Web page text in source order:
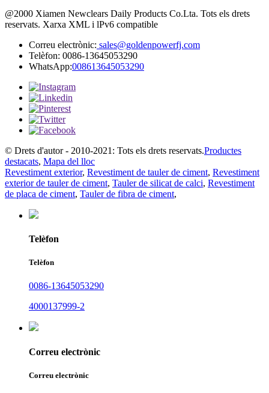
@2000 Xiamen Newclears Daily Products Co.Lta. Tots els drets
reservats. Xarxa XML i lPv6 compatible
Correu electrònic: sales@goldenpowerfj.com
Telèfon: 0086-13645053290
WhatsApp:008613645053290
© Drets d'autor - 2010-2021: Tots els drets reservats.Productes
destacats, Mapa del lloc
Revestiment exterior, Revestiment de tauler de ciment, Revestiment
exterior de tauler de ciment, Tauler de silicat de calci, Revestiment
de placa de ciment, Tauler de fibra de ciment,
Telèfon
Telèfon
0086-13645053290
4000137999-2
Correu electrònic
Correu electrònic